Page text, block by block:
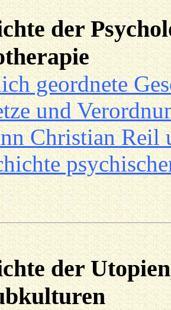
der
geordnete
und
Christian Reil
der